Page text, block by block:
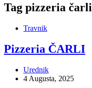
Tag pizzeria čarli
Travnik
Pizzeria ČARLI
Urednik
4 Augusta, 2025